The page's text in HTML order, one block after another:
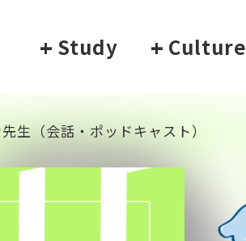
+ Study + Culture
生（会話・ポッドキャスト）